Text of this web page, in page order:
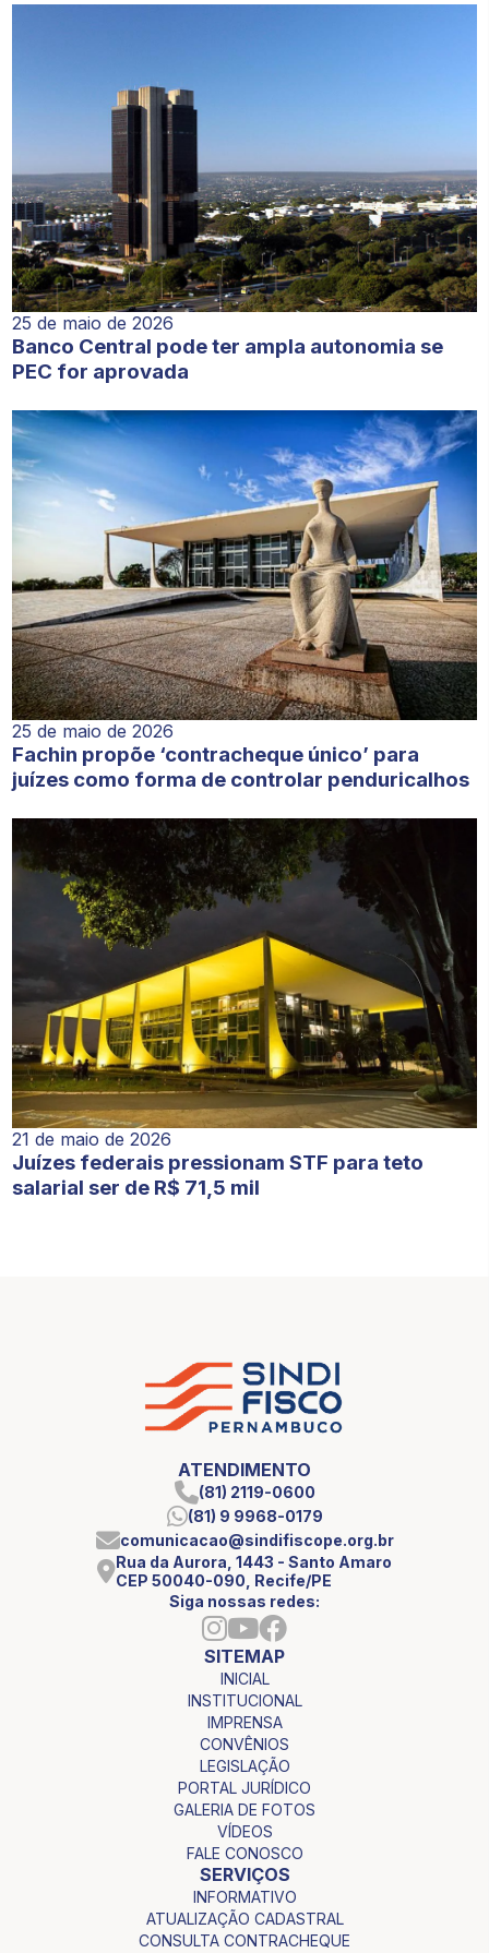
25 de maio de 2026
Banco Central pode ter ampla autonomia se
PEC for aprovada
25 de maio de 2026
Fachin propõe ‘contracheque único’ para
juízes como forma de controlar penduricalhos
21 de maio de 2026
Juízes federais pressionam STF para teto
salarial ser de R$ 71,5 mil
ATENDIMENTO
(81) 2119-0600
(81) 9 9968-0179
comunicacao@sindifiscope.org.br
Rua da Aurora, 1443 - Santo Amaro
CEP 50040-090, Recife/PE
Siga nossas redes:
SITEMAP
INICIAL
INSTITUCIONAL
IMPRENSA
CONVÊNIOS
LEGISLAÇÃO
PORTAL JURÍDICO
GALERIA DE FOTOS
VÍDEOS
FALE CONOSCO
SERVIÇOS
INFORMATIVO
ATUALIZAÇÃO CADASTRAL
CONSULTA CONTRACHEQUE